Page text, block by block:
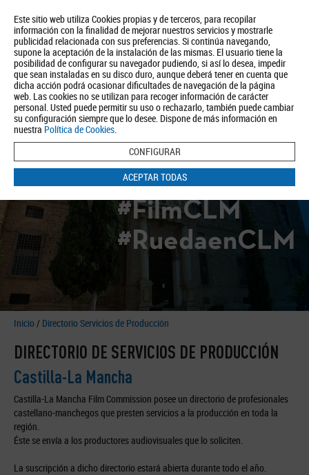
Este sitio web utiliza Cookies propias y de terceros, para recopilar
información con la finalidad de mejorar nuestros servicios y mostrarle
publicidad relacionada con sus preferencias. Si continúa navegando,
supone la aceptación de la instalación de las mismas. El usuario tiene la
posibilidad de configurar su navegador pudiendo, si así lo desea, impedir
que sean instaladas en su disco duro, aunque deberá tener en cuenta que
dicha acción podrá ocasionar dificultades de navegación de la página
web. Las cookies no se utilizan para recoger información de carácter
personal. Usted puede permitir su uso o rechazarlo, también puede cambiar
su configuración siempre que lo desee. Dispone de más información en
nuestra Política de Cookies.
CONFIGURAR
ACEPTAR TODAS
Quiénes somos Turismo Política de Privacidad Aviso Legal
Política de Cookies
BUSCAR
#FilmCLM
#RuedaenCLM
Inicio / Directorio Servicios de Producción
DIRECTORIO DE SERVICIOS DE PRODUCCIÓN
Castilla-La Mancha
Castilla-La Mancha Film Commission posee un directorio de profesionales
castellano-manchegos que presten servicios a la producción en toda la
región.
Éste se envía a los productores audiovisuales que lo soliciten.
La suscripción a dicho directorio estará abierta durante todo el año.